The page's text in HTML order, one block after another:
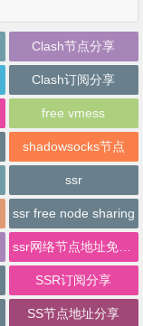
Clash节点分享
Clash订阅分享
free vmess
shadowsocks节点
ssr
ssr free node sharing
ssr网络节点地址免费分享
SSR订阅分享
SS节点地址分享